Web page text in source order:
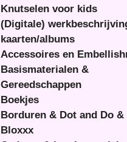
Knutselen voor kids
(Digitale)
kaarten/albums
Accessoires en
Basismaterialen &
Gereedschappen
Boekjes
Borduren & Dot and Do &
Bloxxx